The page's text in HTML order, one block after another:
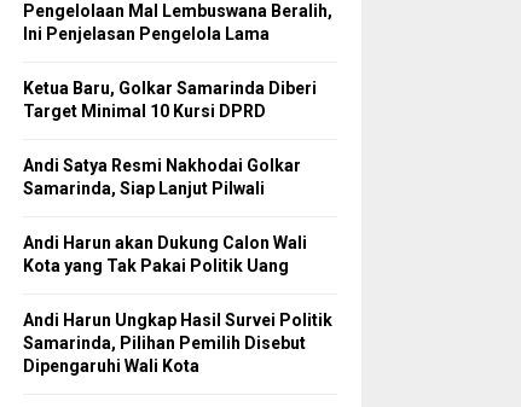
Pengelolaan Mal Lembuswana Beralih,
Ini Penjelasan Pengelola Lama
Ketua Baru, Golkar Samarinda Diberi
Target Minimal 10 Kursi DPRD
Andi Satya Resmi Nakhodai Golkar
Samarinda, Siap Lanjut Pilwali
Andi Harun akan Dukung Calon Wali
Kota yang Tak Pakai Politik Uang
Andi Harun Ungkap Hasil Survei Politik
Samarinda, Pilihan Pemilih Disebut
Dipengaruhi Wali Kota